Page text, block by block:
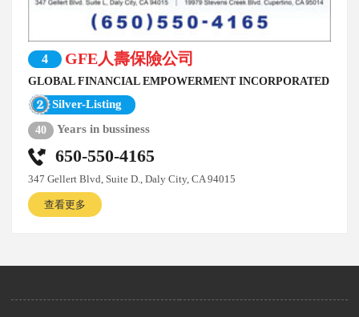
4 GFE人壽保險公司
GLOBAL FINANCIAL EMPOWERMENT INCORPORATED
Silver-Listing
40 Years in bussiness
650-550-4165
347 Gellert Blvd, Suite D., Daly City, CA 94015
查看更多